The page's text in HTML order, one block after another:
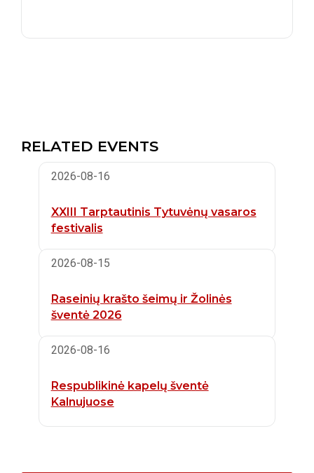
RELATED EVENTS
2026-08-16
XXIII Tarptautinis Tytuvėnų vasaros
festivalis
2026-08-15
Raseinių krašto šeimų ir Žolinės
šventė 2026
2026-08-16
Respublikinė kapelų šventė
Kalnujuose